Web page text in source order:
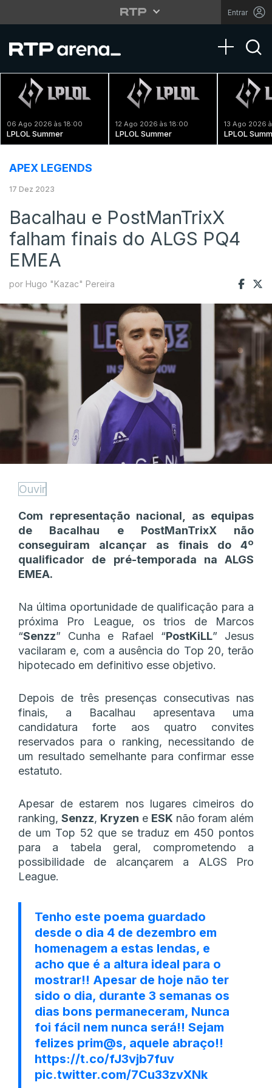
Entrar
Toggle
06 Ago 2026 às 18:00
LPLOL Summer
12 Ago 2026 às 18:00
LPLOL Summer
13 Ago 2026
LPLOL
APEX LEGENDS
17 Dez 2023
Bacalhau e PostManTrixX
falham finais do ALGS PQ4
EMEA
por Hugo "Kazac" Pereira
Ouvir
Com representação nacional, as equipas
de Bacalhau e PostManTrixX não
conseguiram alcançar as finais do 4º
qualificador de pré-temporada na ALGS
EMEA.
Na última oportunidade de qualificação para a
próxima Pro League, os trios de Marcos
“Senzz” Cunha e Rafael “PostKiLL” Jesus
vacilaram e, com a ausência do Top 20, terão
hipotecado em definitivo esse objetivo.
Depois de três presenças consecutivas nas
finais, a Bacalhau apresentava uma
candidatura forte aos quatro convites
reservados para o ranking, necessitando de
um resultado semelhante para confirmar esse
estatuto.
Apesar de estarem nos lugares cimeiros do
ranking, Senzz, Kryzen e ESK não foram além
de um Top 52 que se traduz em 450 pontos
para a tabela geral, comprometendo a
possibilidade de alcançarem a ALGS Pro
League.
Tenho este poema guardado
desde o dia 4 de dezembro em
homenagem a estas lendas, e
acho que é a altura ideal para o
mostrar!! Apesar de hoje não ter
sido o dia, durante 3 semanas os
dias bons permaneceram, Nunca
foi fácil nem nunca será!! Sejam
felizes prim@s, aquele abraço!!
https://t.co/fJ3vjb7fuv
pic.twitter.com/7Cu33zvXNk